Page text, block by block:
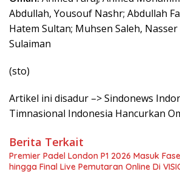
Abdullah, Yousouf Nashr; Abdullah
Hatem Sultan; Muhsen Saleh,
Sulaiman
(sto)
Artikel ini disadur –> Sindonews
Timnasional Indonesia Hancurkan
Berita Terkait
Premier Padel London P1 2026 Masuk
hingga Final Live Pemutaran Online Di